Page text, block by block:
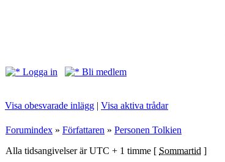
Logga in
Bli medlem
Visa obesvarade inlägg | Visa aktiva trådar
Forumindex » Författaren » Personen Tolkien
Alla tidsangivelser är UTC + 1 timme [ Sommartid ]